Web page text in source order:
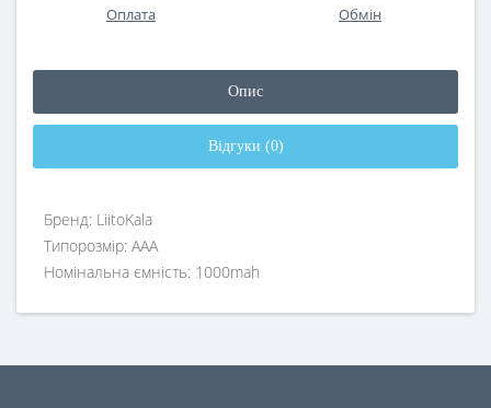
Оплата Обмін
Опис
Відгуки (0)
Бренд: LiitoKala
Типорозмір: AAA
Номінальна ємність: 1000mah